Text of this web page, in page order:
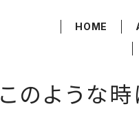
HOME
このような